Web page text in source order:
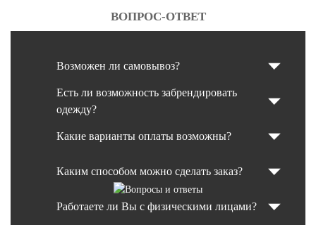
ВОПРОС-ОТВЕТ
Возможен ли самовывоз?
Есть ли возможность забрендировать
одежду?
Какие варианты оплаты возможны?
Каким способом можно сделать заказ?
Работаете ли Вы с физическими лицами?